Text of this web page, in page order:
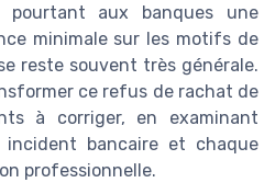
pourtant aux banques une
minimale sur les motifs de
reste souvent très générale.
ce refus de rachat de
à corriger, en examinant
bancaire et chaque
professionnelle.